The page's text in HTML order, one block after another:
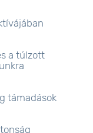
a túlzott
támadások